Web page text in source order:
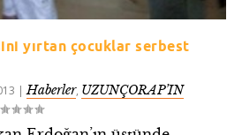
yırtan çocuklar serbest
|Haberler, UZUNÇORAP’IN